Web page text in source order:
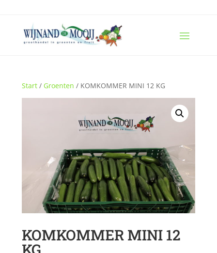
Start/ Groenten / KOMKOMMER MINI 12 KG
KOMKOMMER MINI 12